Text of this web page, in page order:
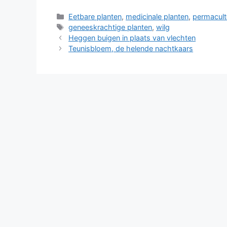
Categorieën
Eetbare planten, medicinale planten,
Tags
geneeskrachtige planten,wilg
Heggen buigen in plaats van vlechten
Teunisbloem, de helende nachtkaars